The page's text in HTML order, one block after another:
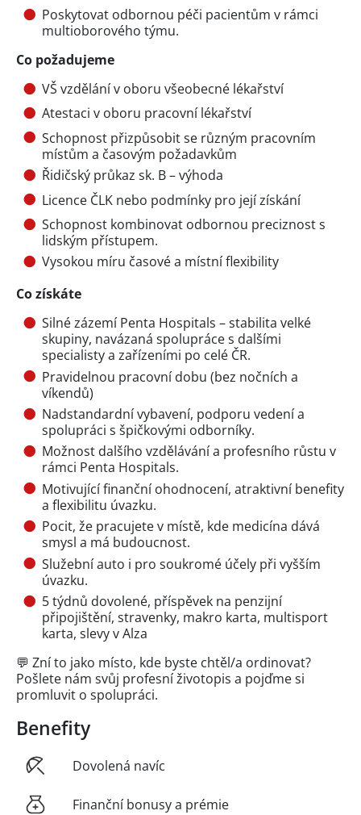
Poskytovat odbornou péči pacientům v rámci
multioborového týmu.
Co požadujeme
VŠ vzdělání v oboru všeobecné lékařství
Atestaci v oboru pracovní lékařství
Schopnost přizpůsobit se různým pracovním
místům a časovým požadavkům
Řidičský průkaz sk. B – výhoda
Licence ČLK nebo podmínky pro její získání
Schopnost kombinovat odbornou preciznost s
lidským přístupem.
Vysokou míru časové a místní flexibility
Co získáte
Silné zázemí Penta Hospitals – stabilita velké
skupiny, navázaná spolupráce s dalšími
specialisty a zařízeními po celé ČR.
Pravidelnou pracovní dobu (bez nočních a
víkendů)
Nadstandardní vybavení, podporu vedení a
spolupráci s špičkovými odborníky.
Možnost dalšího vzdělávání a profesního růstu v
rámci Penta Hospitals.
Motivující finanční ohodnocení, atraktivní benefity
a flexibilitu úvazku.
Pocit, že pracujete v místě, kde medicína dává
smysl a má budoucnost.
Služební auto i pro soukromé účely při vyšším
úvazku.
5 týdnů dovolené, příspěvek na penzijní
připojištění, stravenky, makro karta, multisport
karta, slevy v Alza
💬 Zní to jako místo, kde byste chtěl/a ordinovat?
Pošlete nám svůj profesní životopis a pojďme si
promluvit o spolupráci.
Benefity
Dovolená navíc
Finanční bonusy a prémie